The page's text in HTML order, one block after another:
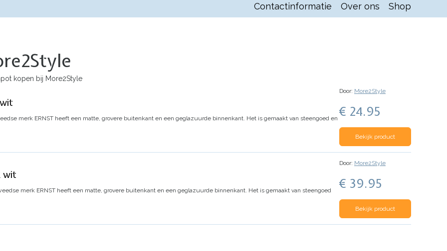
Contactinformatie Over ons Shop
kopen bij More2Style
merk ERNST heeft een matte, grovere buitenkant en een geglazuurde binnenkant. Het is gemaakt van steengoed en
Door: More2Style
€ 24.95
Bekijk product
wit
merk ERNST heeft een matte, grovere buitenkant en een geglazuurde binnenkant. Het is gemaakt van steengoed
Door: More2Style
€ 39.95
Bekijk product